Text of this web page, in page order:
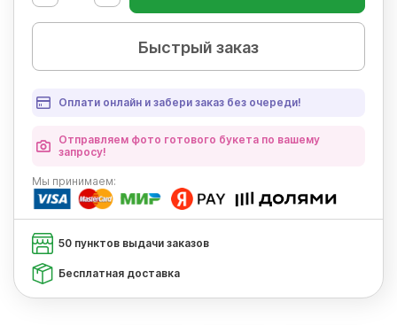
Быстрый заказ
Оплати онлайн и забери заказ без очереди!
Отправляем фото готового букета по вашему
запросу!
Мы принимаем:
50 пунктов выдачи заказов
Бесплатная доставка